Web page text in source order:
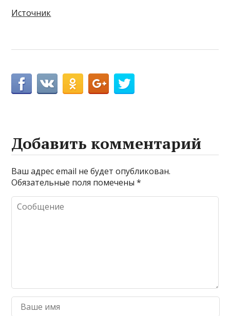
Источник
Добавить комментарий
Ваш адрес email не будет опубликован.
Обязательные поля помечены*